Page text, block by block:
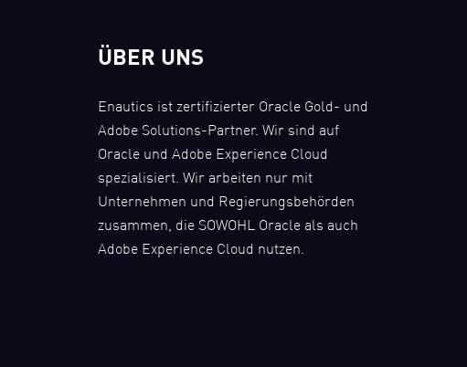
ÜBER UNS
Enautics ist zertifizierter Oracle Gold- und
Adobe Solutions-Partner. Wir sind auf
Oracle und Adobe Experience Cloud
spezialisiert. Wir arbeiten nur mit
Unternehmen und Regierungsbehörden
zusammen, die SOWOHL Oracle als auch
Adobe Experience Cloud nutzen.